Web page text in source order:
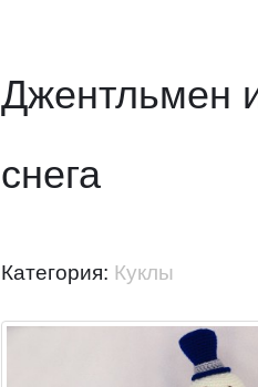
Джентльмен
снега
Категория: Куклы